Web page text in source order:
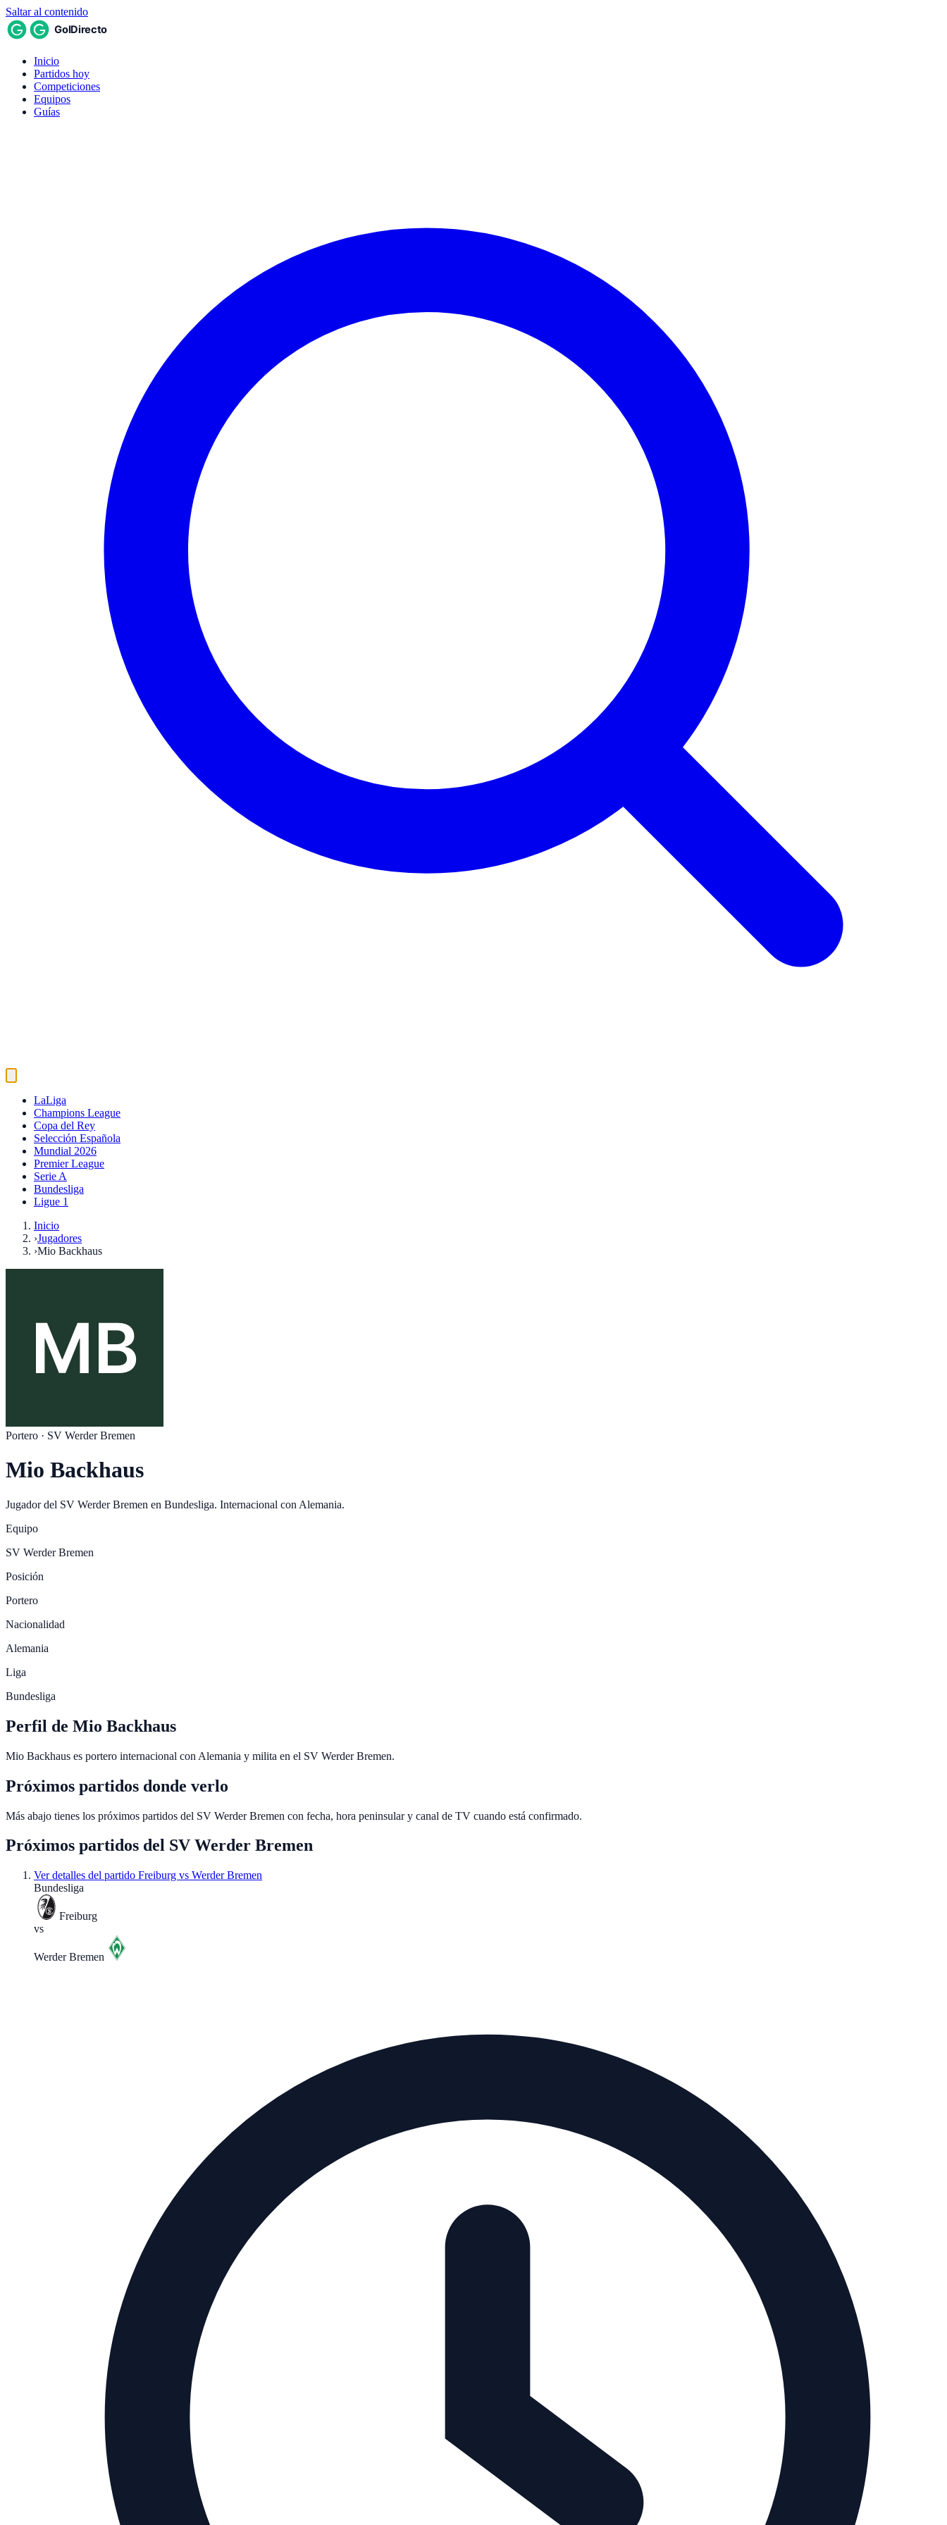
Saltar al contenido
Inicio
Partidos hoy
Competiciones
Equipos
Guías
LaLiga
Champions League
Copa del Rey
Selección Española
Mundial 2026
Premier League
Serie A
Bundesliga
Ligue 1
Inicio
›Jugadores
›Mio Backhaus
Portero · SV Werder Bremen
Mio Backhaus
Jugador del SV Werder Bremen en Bundesliga. Internacional con Alemania.
Equipo
SV Werder Bremen
Posición
Portero
Nacionalidad
Alemania
Liga
Bundesliga
Perfil de Mio Backhaus
Mio Backhaus es portero internacional con Alemania y milita en el SV Werder Bremen.
Próximos partidos donde verlo
Más abajo tienes los próximos partidos del SV Werder Bremen con fecha, hora peninsular y canal de TV cuando está confirmado.
Próximos partidos del SV Werder Bremen
Ver detalles del partido Freiburg vs Werder Bremen
Bundesliga
Freiburg
vs
Werder Bremen